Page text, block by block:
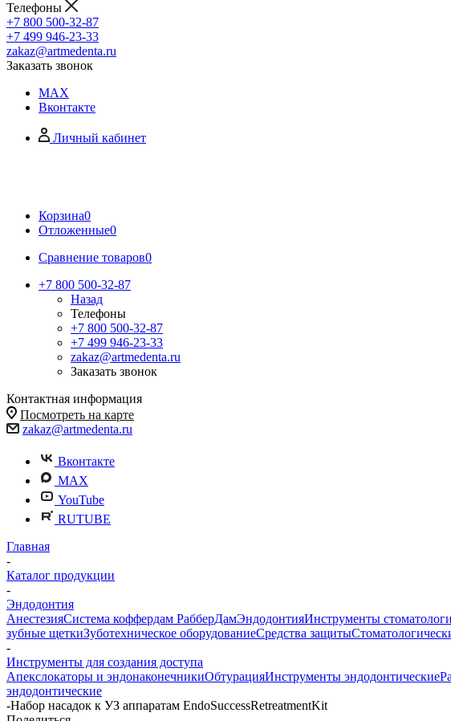
Телефоны
+7 800 500-32-87
+7 499 946-23-33
zakaz@artmedenta.ru
Заказать звонок
MAX
Вконтакте
Личный кабинет
Корзина0
Отложенные0
Сравнение товаров0
+7 800 500-32-87
Назад
Телефоны
+7 800 500-32-87
+7 499 946-23-33
zakaz@artmedenta.ru
Заказать звонок
Контактная информация
Посмотреть на карте
zakaz@artmedenta.ru
Вконтакте
MAX
YouTube
RUTUBE
Главная
-
Каталог продукции
-
Эндодонтия
АнестезияСистема коффердам РабберДамЭндодонтияИнструменты
зубные щеткиЗуботехническое оборудованиеСредства защиты
-
Инструменты для создания доступа
Апекслокаторы и эндонаконечникиОбтурацияИнструменты эндодонтические
эндодонтические
-Набор насадок к УЗ аппаратам EndoSuccessRetreatmentKit